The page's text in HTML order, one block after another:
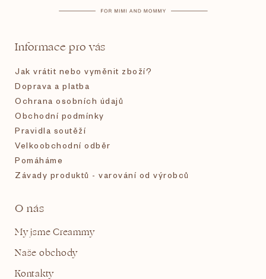
Informace pro vás
Jak vrátit nebo vyměnit zboží?
Doprava a platba
Ochrana osobních údajů
Obchodní podmínky
Pravidla soutěží
Velkoobchodní odběr
Pomáháme
Závady produktů - varování od výrobců
O nás
My jsme Creammy
Naše obchody
Kontakty